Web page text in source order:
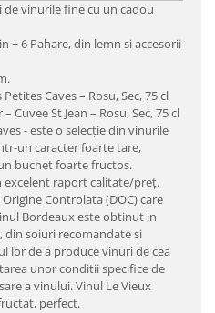
vinurile fine cu un cadou
+ 6 Pahare, din lemn si accesorii
Caves – Rosu, Sec, 75 cl
Cuvee St Jean – Rosu, Sec, 75 cl
- este o selecție din vinurile
un caracter foarte tare,
buchet foarte fructos.
excelent raport calitate/preț.
Controlata (DOC) care
Bordeaux este obtinut in
soiuri recomandate si
lor de a produce vinuri de cea
unor conditii specifice de
a vinului. Vinul Le Vieux
perfect.